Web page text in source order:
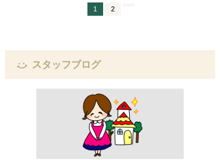
1 2
スタッフブログ